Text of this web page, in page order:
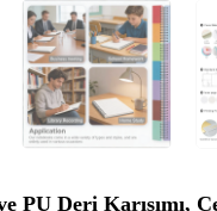
PU Deri Karışımı,